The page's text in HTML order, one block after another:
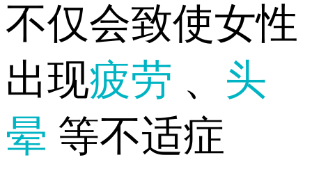
不仅会致使女性
出现疲劳 、 头
晕 等不适症